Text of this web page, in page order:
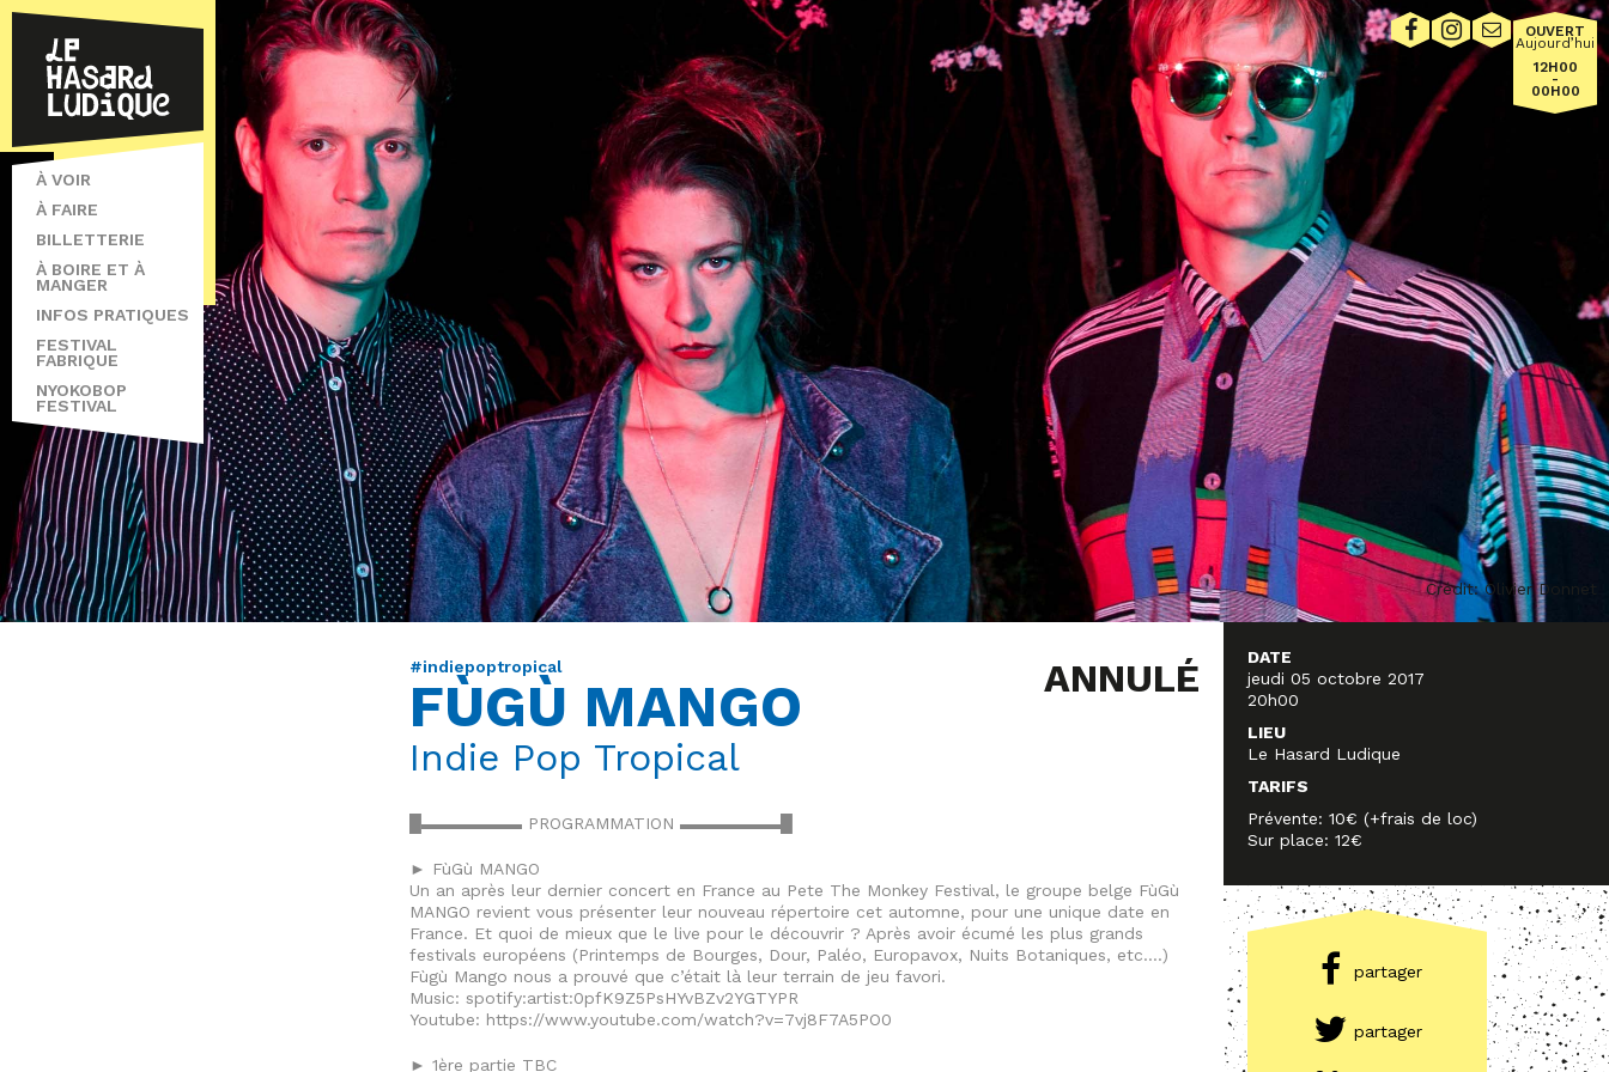
OUVERT
Aujourd’hui
12H00
-
00H00
À VOIR
À FAIRE
BILLETTERIE
À BOIRE ET À
MANGER
INFOS PRATIQUES
FESTIVAL
FABRIQUE
NYOKOBOP
FESTIVAL
Crédit: Olivier Donnet
#indiepoptropical ANNULÉ
FÙGÙ MANGO
Indie Pop Tropical
DATE
jeudi 05 octobre 2017
20h00
LIEU
Le Hasard Ludique
TARIFS
Prévente: 10€ (+frais de loc)
Sur place: 12€
partager
partager
█▬▬▬▬▬▬ PROGRAMMATION ▬▬▬▬▬▬█
► FùGù MANGO
Un an après leur dernier concert en France au Pete The Monkey Festival, le groupe belge FùGù
MANGO revient vous présenter leur nouveau répertoire cet automne, pour une unique date en
France. Et quoi de mieux que le live pour le découvrir ? Après avoir écumé les plus grands
festivals européens (Printemps de Bourges, Dour, Paléo, Europavox, Nuits Botaniques, etc….)
Fùgù Mango nous a prouvé que c’était là leur terrain de jeu favori.
Music: spotify:artist:0pfK9Z5PsHYvBZv2YGTYPR
Youtube: https://www.youtube.com/watch?v=7vj8F7A5PO0
► 1ère partie TBC